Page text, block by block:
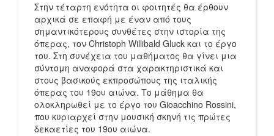
Στην τέταρτη ενότητα οι φοιτητές θα έρθουν
αρχικά σε επαφή με έναν από τους
σημαντικότερους συνθέτες στην ιστορία της
όπερας, τον Christoph Willibald Gluck και το έργο
του. Στη συνέχεια του μαθήματος θα γίνει μια
σύντομη αναφορά στα χαρακτηριστικά και
στους βασικούς εκπροσώπους της ιταλικής
όπερας του 19ου αιώνα. Το μάθημα θα
ολοκληρωθεί με το έργο του Gioacchino Rossini,
που κυριαρχεί στην μουσική σκηνή τις πρώτες
δεκαετίες του 19ου αιώνα.